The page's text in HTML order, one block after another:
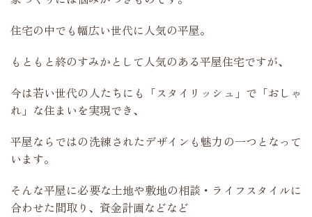
住宅の中でも幅広い世代に人気の平屋。
もともと終のすみかとして人気のある平屋住宅ですが、
今は若い世代の人たちにも「スタイリッシュ」で「おしゃ
れ」な住まいを実現でき、
平屋ならではの洗練されたデザインも魅力の一つとなって
います。
そんな平屋に必要な土地や敷地の相談・ライフスタイルに
合わせた間取り、資金計画などなど